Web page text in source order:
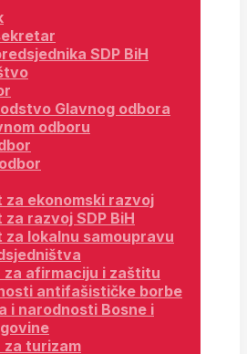
SDP BiH
Glavnog odbora
odboru
za ekonomski razvoj
razvoj SDP BiH
za lokalnu samoupravu
za afirmaciju i zaštitu
antifašističke borbe
i narodnosti Bosne i
za turizam